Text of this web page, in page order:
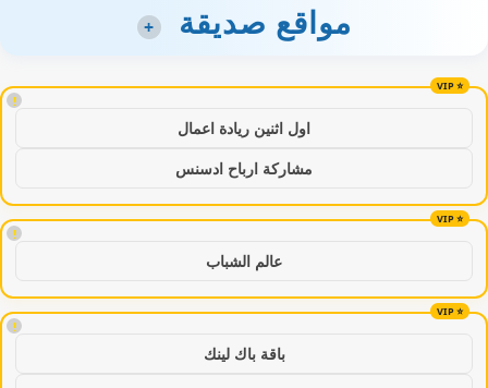
مواقع صديقة +
!
اول اثنين ريادة اعمال
مشاركة ارباح ادسنس
!
عالم الشباب
!
باقة باك لينك